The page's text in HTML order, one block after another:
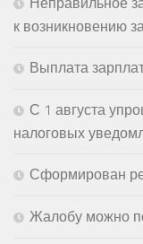
к возникновению
Выплата
С 1 августа
налоговых
Сформирован
Жалобу можно